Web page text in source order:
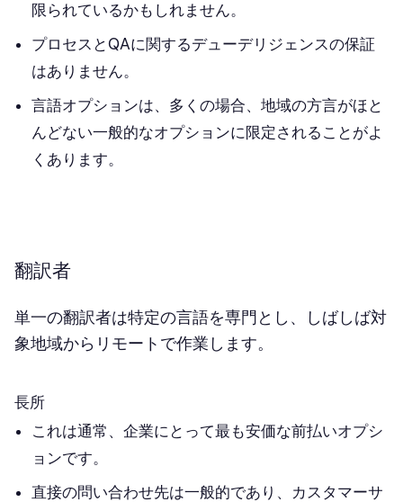
限られているかもしれません。
プロセスとQAに関するデューデリジェンスの保証
はありません。
言語オプションは、多くの場合、地域の方言がほと
んどない一般的なオプションに限定されることがよ
くあります。
翻訳者
単一の翻訳者は特定の言語を専門とし、しばしば対
象地域からリモートで作業します。
長所
これは通常、企業にとって最も安価な前払いオプシ
ョンです。
直接の問い合わせ先は一般的であり、カスタマーサ